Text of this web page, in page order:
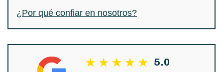
¿Por qué confiar en nosotros?
5.0